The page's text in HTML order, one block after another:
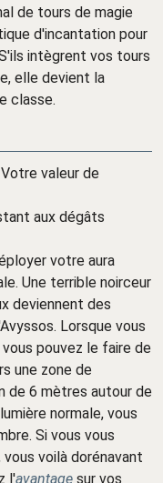
de tours de magie
d'incantation pour
intègrent vos tours
elle devient la
classe.
valeur de
aux dégâts
votre aura
Une terrible noirceur
deviennent des
Lorsque vous
pouvez le faire de
une zone de
de 6 mètres autour de
normale, vous
Si vous vous
voilà dorénavant
l'avantage sur vos